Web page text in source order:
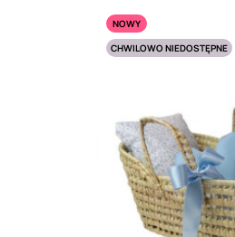
NOWY
CHWILOWO NIEDOSTĘPNE